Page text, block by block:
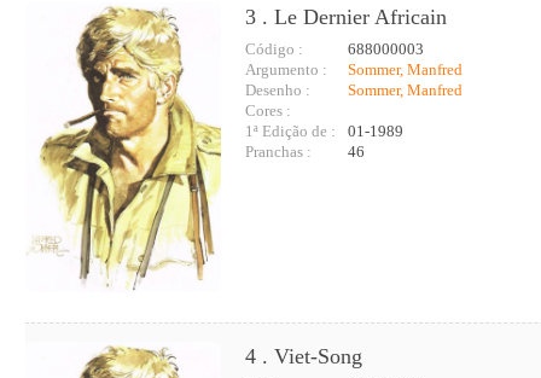
3 . Le Dernier Africain
Código :
688000003
Argumento :
Sommer, Manfred
Desenho :
Sommer, Manfred
Cores :
1ª Edição de :
01-1989
Pranchas :
46
4 . Viet-Song